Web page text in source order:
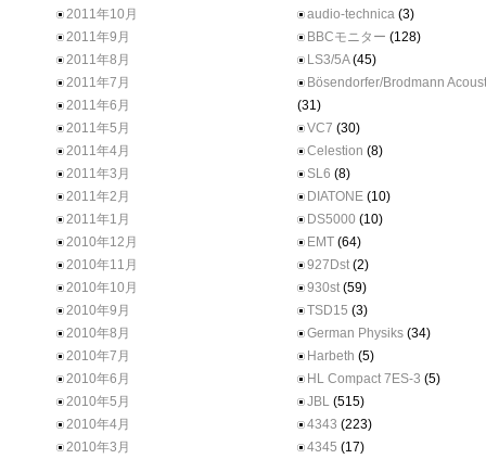
2011年10月
2011年9月
2011年8月
2011年7月
2011年6月
2011年5月
2011年4月
2011年3月
2011年2月
2011年1月
2010年12月
2010年11月
2010年10月
2010年9月
2010年8月
2010年7月
2010年6月
2010年5月
2010年4月
2010年3月
audio-technica (3)
BBCモニター (128)
LS3/5A(45)
Bösendorfer/Brodmann
(31)
VC7 (30)
Celestion (8)
SL6 (8)
DIATONE (10)
DS5000 (10)
EMT (64)
927Dst (2)
930st (59)
TSD15 (3)
German Physiks (34)
Harbeth (5)
HL Compact 7ES-3 (5)
JBL (515)
4343 (223)
4345 (17)